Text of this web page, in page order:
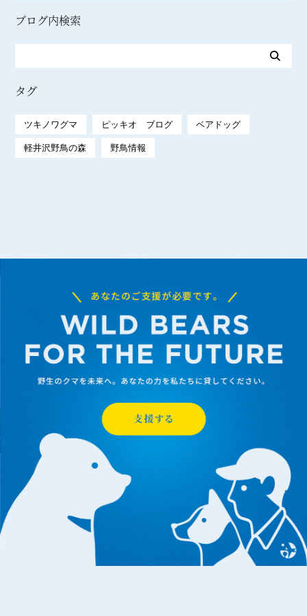
ブログ内検索
タグ
ツキノワグマ ピッキオ ブログ ベアドッグ
軽井沢野鳥の森 野鳥情報